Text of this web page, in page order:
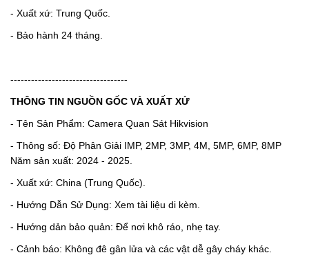
- Xuất xứ: Trung Quốc.
- Bảo hành 24 tháng.
----------------------------------
THÔNG TIN NGUỒN GỐC VÀ XUẤT XỨ
- Tên Sản Phẩm: Camera Quan Sát Hikvision
- Thông số: Độ Phân Giải IMP, 2MP, 3MP, 4M, 5MP, 6MP, 8MP
Năm sản xuất: 2024 - 2025.
- Xuất xứ: China (Trung Quốc).
- Hướng Dẫn Sử Dụng: Xem tài liệu di kèm.
- Hướng dản bảo quản: Để nơi khô ráo, nhẹ tay.
- Cảnh báo: Không đê gân lửa và các vật dễ gây cháy khác.